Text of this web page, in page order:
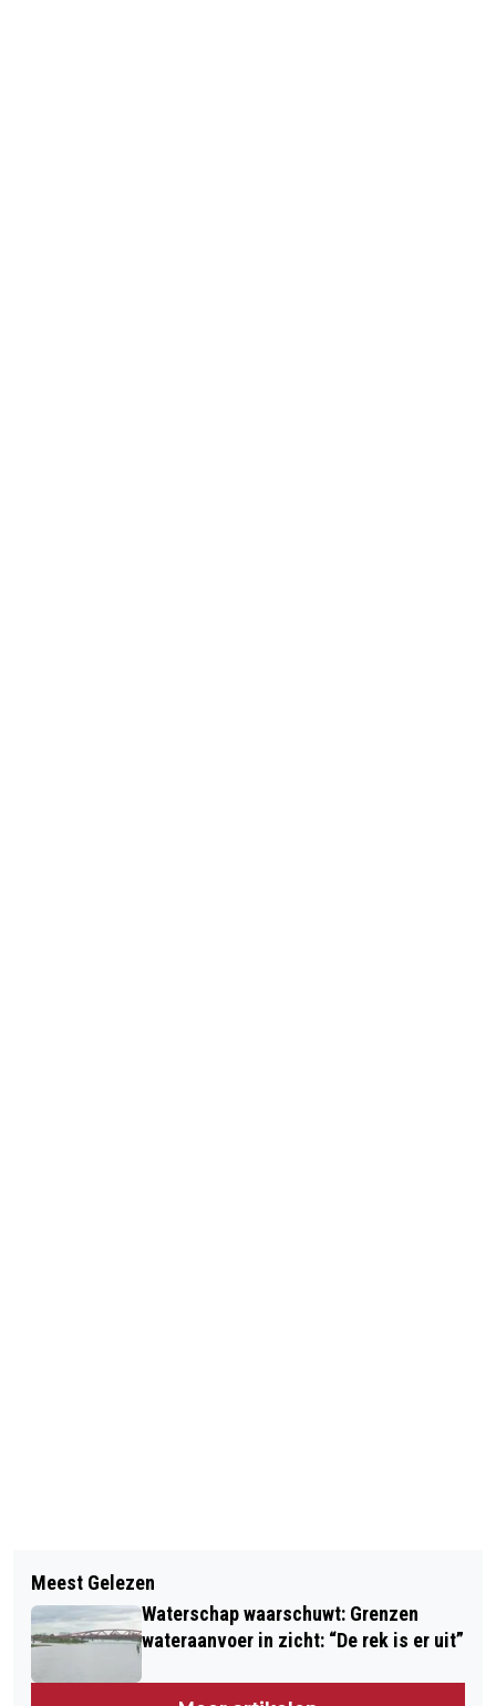
KONINKLIJKE ONDERSCHEIDING
JACCO VONHOF VAN MINISTER-
PRESIDENT ROB JETTEN BIJ
AFSCHEID VAN MKB-NEDERLAND
WEERONLINE: HOOGSTE JUNI-
MINIMUMTEMPERATUUR OOIT
Meest Gelezen
Waterschap waarschuwt: Grenzen
wateraanvoer in zicht: “De rek is er uit”